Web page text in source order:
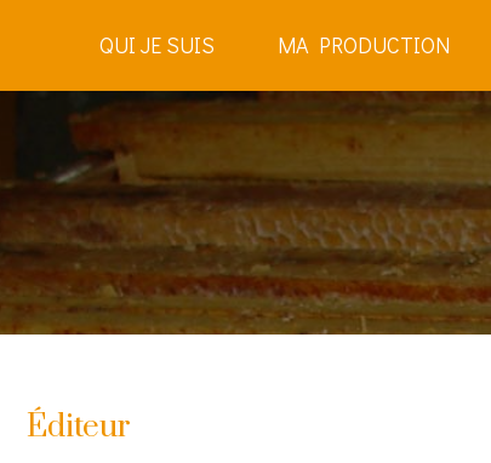
QUI JE SUIS MA PRODUCTION
Éditeur